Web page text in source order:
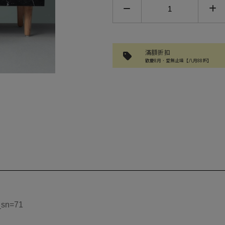
滿額折扣
歡慶8月．愛無止境【八月88折】